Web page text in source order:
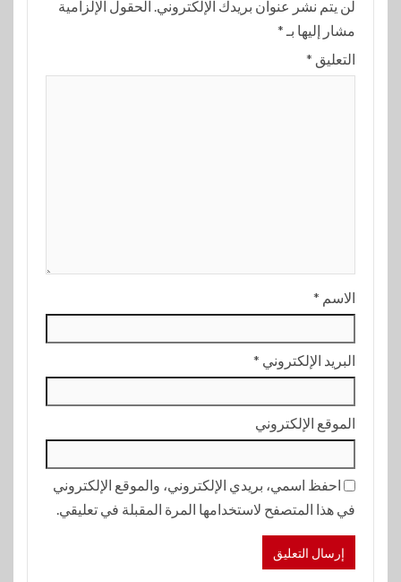
لن يتم نشر عنوان بريدك الإلكتروني. الحقول الإلزامية
مشار إليها بـ *
التعليق *
الاسم *
البريد الإلكتروني *
الموقع الإلكتروني
احفظ اسمي، بريدي الإلكتروني، والموقع الإلكتروني
في هذا المتصفح لاستخدامها المرة المقبلة في تعليقي.